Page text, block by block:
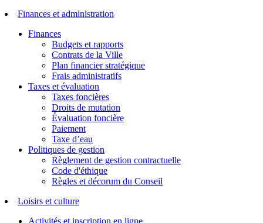
Finances et administration
Finances
Budgets et rapports
Contrats de la Ville
Plan financier stratégique
Frais administratifs
Taxes et évaluation
Taxes foncières
Droits de mutation
Évaluation foncière
Paiement
Taxe d’eau
Politiques de gestion
Règlement de gestion contractuelle
Code d'éthique
Règles et décorum du Conseil
Loisirs et culture